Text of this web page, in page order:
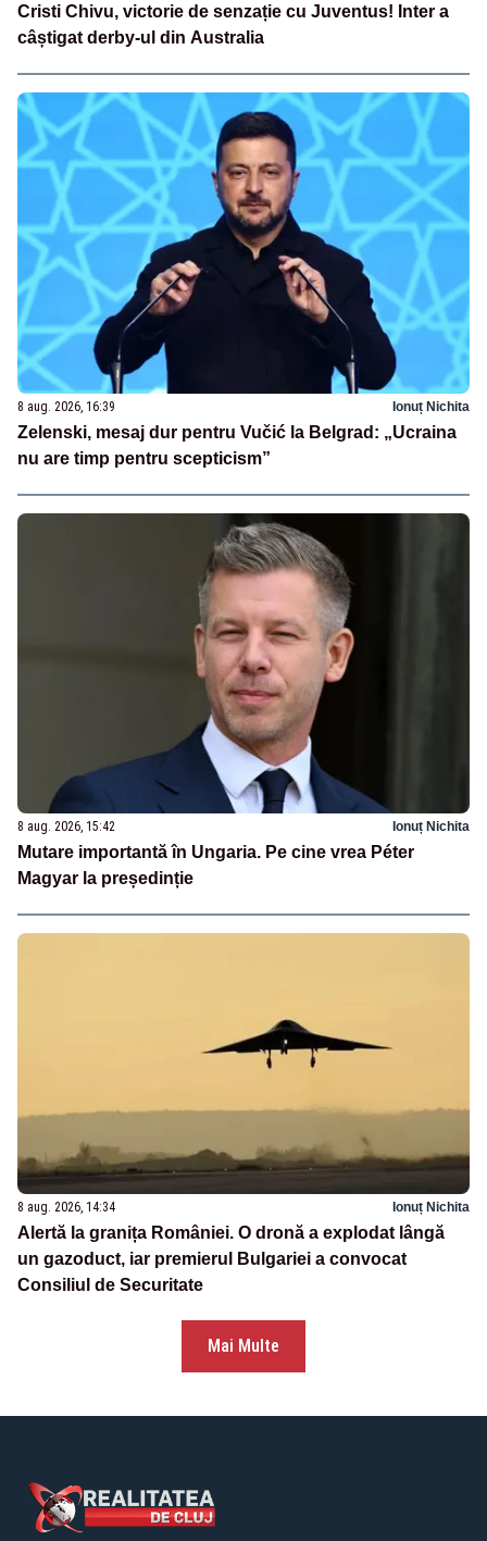
Cristi Chivu, victorie de senzație cu Juventus! Inter a
câștigat derby-ul din Australia
8 aug. 2026, 16:39 Ionuț Nichita
Zelenski, mesaj dur pentru Vučić la Belgrad: „Ucraina
nu are timp pentru scepticism”
8 aug. 2026, 15:42 Ionuț Nichita
Mutare importantă în Ungaria. Pe cine vrea Péter
Magyar la președinție
8 aug. 2026, 14:34 Ionuț Nichita
Alertă la granița României. O dronă a explodat lângă
un gazoduct, iar premierul Bulgariei a convocat
Consiliul de Securitate
Mai Multe